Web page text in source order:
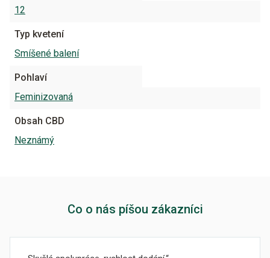
12
Typ kvetení
Smíšené balení
Pohlaví
Feminizovaná
Obsah CBD
Neznámý
Co o nás píšou zákazníci